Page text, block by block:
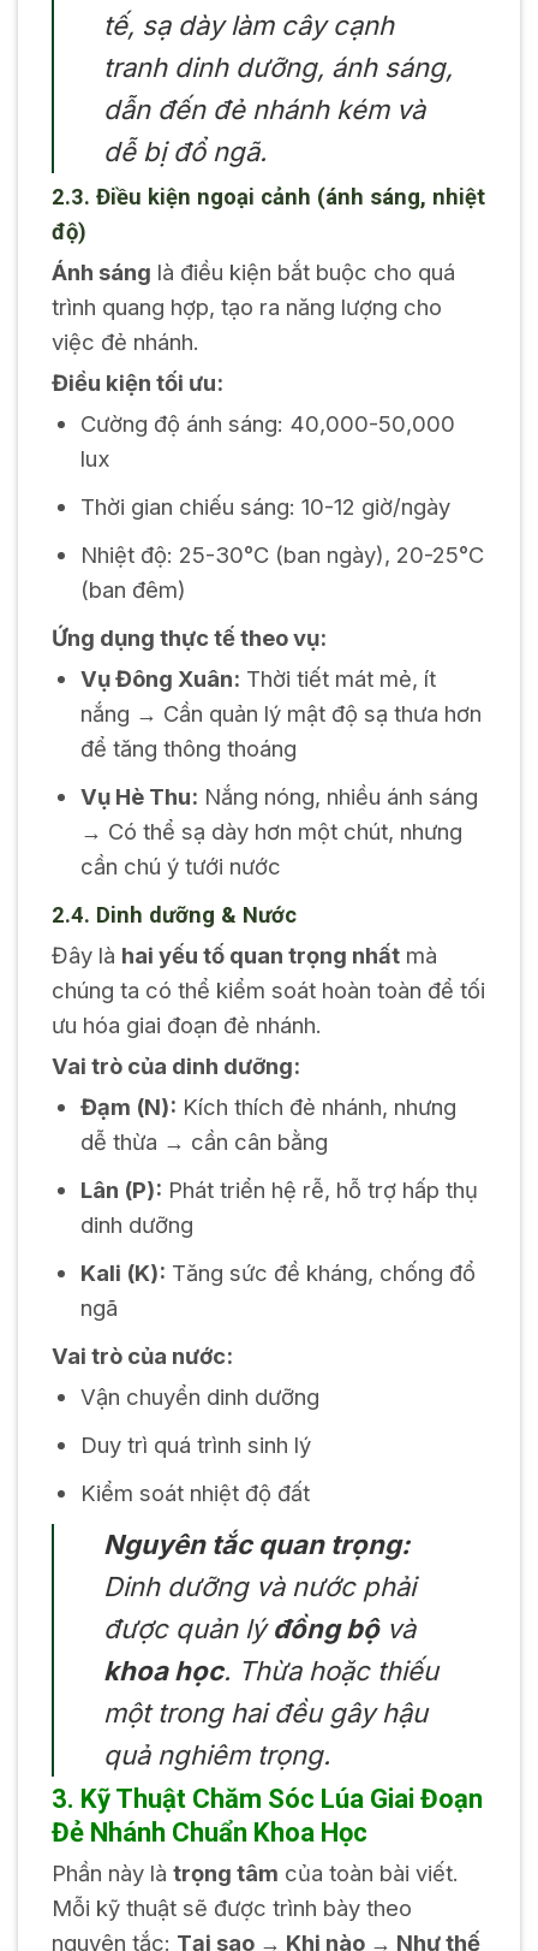
tế, sạ dày làm cây cạnh
tranh dinh dưỡng, ánh sáng,
dẫn đến đẻ nhánh kém và
dễ bị đổ ngã.
2.3. Điều kiện ngoại cảnh (ánh sáng, nhiệt
độ)
Ánh sáng là điều kiện bắt buộc cho quá
trình quang hợp, tạo ra năng lượng cho
việc đẻ nhánh.
Điều kiện tối ưu:
Cường độ ánh sáng: 40,000-50,000
lux
Thời gian chiếu sáng: 10-12 giờ/ngày
Nhiệt độ: 25-30°C (ban ngày), 20-25°C
(ban đêm)
Ứng dụng thực tế theo vụ:
Vụ Đông Xuân: Thời tiết mát mẻ, ít
nắng → Cần quản lý mật độ sạ thưa hơn
để tăng thông thoáng
Vụ Hè Thu: Nắng nóng, nhiều ánh sáng
→ Có thể sạ dày hơn một chút, nhưng
cần chú ý tưới nước
2.4. Dinh dưỡng & Nước
Đây là hai yếu tố quan trọng nhấtmà
chúng ta có thể kiểm soát hoàn toàn để tối
ưu hóa giai đoạn đẻ nhánh.
Vai trò của dinh dưỡng:
Đạm (N): Kích thích đẻ nhánh, nhưng
dễ thừa → cần cân bằng
Lân (P): Phát triển hệ rễ, hỗ trợ hấp thụ
dinh dưỡng
Kali (K): Tăng sức đề kháng, chống đổ
ngã
Vai trò của nước:
Vận chuyển dinh dưỡng
Duy trì quá trình sinh lý
Kiểm soát nhiệt độ đất
Nguyên tắc quan trọng:
Dinh dưỡng và nước phải
được quản lýđồng bộvà
khoa học. Thừa hoặc thiếu
một trong hai đều gây hậu
quả nghiêm trọng.
3. Kỹ Thuật Chăm Sóc Lúa Giai Đoạn
Đẻ Nhánh Chuẩn Khoa Học
Phần này là trọng tâm của toàn bài viết.
Mỗi kỹ thuật sẽ được trình bày theo
nguyên tắc: Tại sao → Khi nào → Như thế